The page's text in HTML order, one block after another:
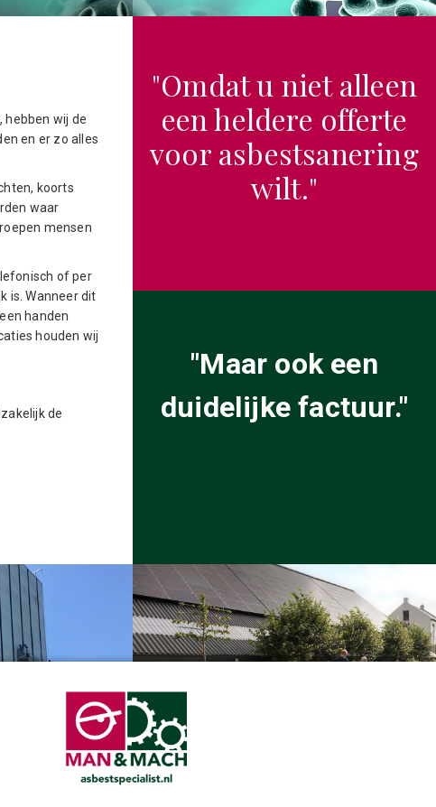
hebben wij de
en er zo alles
koorts
waar
mensen
of per
is. Wanneer dit
handen
houden wij
de
"Omdat u niet alleen
een heldere offerte
voor asbestsanering
wilt."
"Maar ook een
duidelijke factuur."
Dodewaard
Man&Mach en BCA Asbestverwijdering